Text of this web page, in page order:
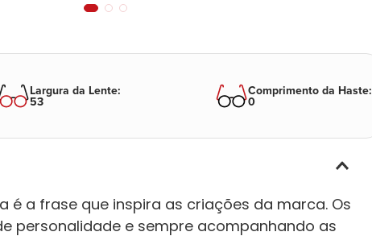
Largura da Lente:
53
Comprimento da Haste:
0
é a frase que inspira as criações da marca. Os
personalidade e sempre acompanhando as